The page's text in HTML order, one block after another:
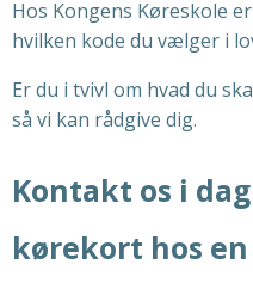
Hos Kongens Køreskole
hvilken kode du vælger i
Er du i tvivl om hvad du
så vi kan rådgive dig.
Kontakt os i
kørekort hos